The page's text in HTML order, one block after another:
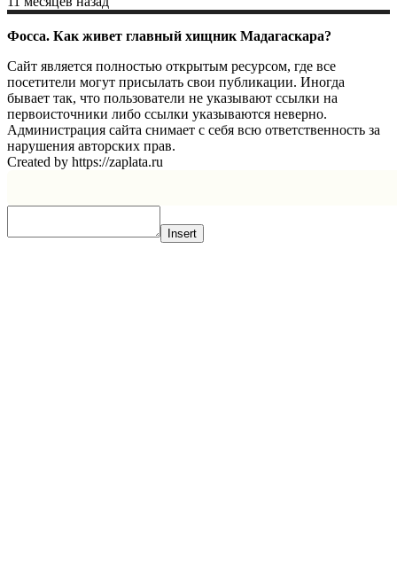
Фосса. Как живет главный хищник Мадагаскара?
Сайт является полностью открытым ресурсом, где все
посетители могут присылать свои публикации. Иногда
бывает так, что пользователи не указывают ссылки на
первоисточники либо ссылки указываются неверно.
Администрация сайта снимает с себя всю ответственность за
нарушения авторских прав.
Created by https://zaplata.ru
Insert